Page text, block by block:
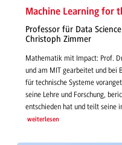
Machine Learning for
Professor für Data
Christoph Zimmer
Mathematik mit Impact: Prof.
und am MIT gearbeitet und bei
für technische Systeme
seine Lehre und Forschung,
entschieden hat und teilt seine
weiterlesen